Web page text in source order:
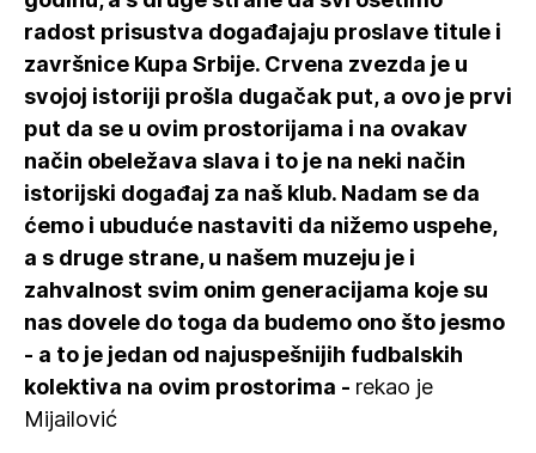
radost prisustva događajaju proslave titule i
završnice Kupa Srbije. Crvena zvezda je u
svojoj istoriji prošla dugačak put, a ovo je prvi
put da se u ovim prostorijama i na ovakav
način obeležava slava i to je na neki način
istorijski događaj za naš klub. Nadam se da
ćemo i ubuduće nastaviti da nižemo uspehe,
a s druge strane, u našem muzeju je i
zahvalnost svim onim generacijama koje su
nas dovele do toga da budemo ono što jesmo
- a to je jedan od najuspešnijih fudbalskih
kolektiva na ovim prostorima - rekao je
Mijailović